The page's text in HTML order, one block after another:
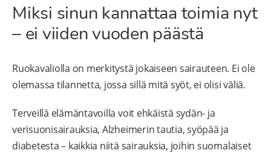
Miksi sinun kannattaa toimia nyt
– ei viiden vuoden päästä
Ruokavaliolla on merkitystä jokaiseen sairauteen. Ei ole
olemassa tilannetta, jossa sillä mitä syöt, ei olisi väliä.
Terveillä elämäntavoilla voit ehkäistä sydän- ja
verisuonisairauksia, Alzheimerin tautia, syöpää ja
diabetesta – kaikkia niitä sairauksia, joihin suomalaiset